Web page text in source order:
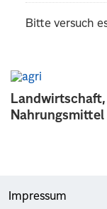
Nahrungsmittel
Bitte versuch
Impressum